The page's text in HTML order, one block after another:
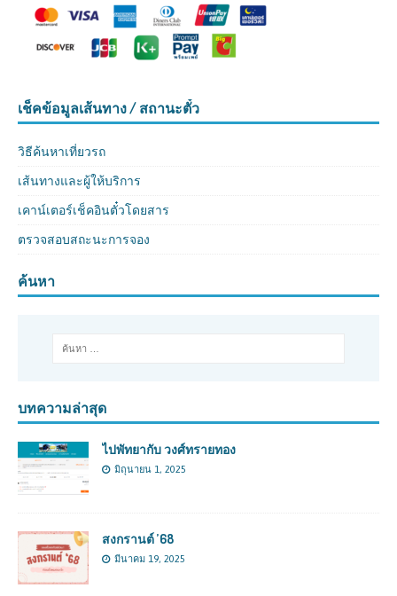
เช็คข้อมูลเส้นทาง / สถานะตั๋ว
วิธีค้นหาเที่ยวรถ
เส้นทางและผู้ให้บริการ
เคาน์เตอร์เช็คอินตั๋วโดยสาร
ตรวจสอบสถะนะการจอง
ค้นหา
บทความล่าสุด
ไปพัทยากับ วงศ์ทรายทอง
มิถุนายน 1, 2025
สงกรานต์ ’68
มีนาคม 19, 2025